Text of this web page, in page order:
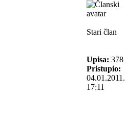
Stari član
Upisa: 378
Pristupio:
04.01.2011.
17:11